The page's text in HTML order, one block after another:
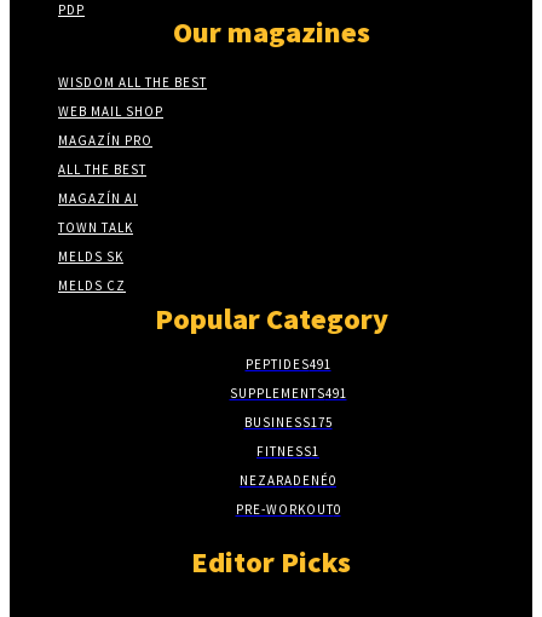
PDP
Our magazines
WISDOM ALL THE BEST
WEB MAIL SHOP
MAGAZÍN PRO
ALL THE BEST
MAGAZÍN AI
TOWN TALK
MELDS SK
MELDS CZ
Popular Category
PEPTIDES491
SUPPLEMENTS491
BUSINESS175
FITNESS1
NEZARADENÉ0
PRE-WORKOUT0
Editor Picks